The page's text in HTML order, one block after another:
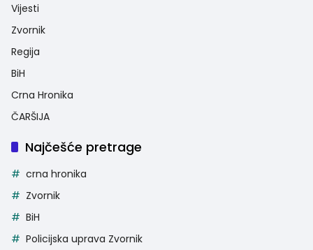
Vijesti
Zvornik
Regija
BiH
Crna Hronika
ČARŠIJA
Najčešće pretrage
crna hronika
Zvornik
BiH
Policijska uprava Zvornik